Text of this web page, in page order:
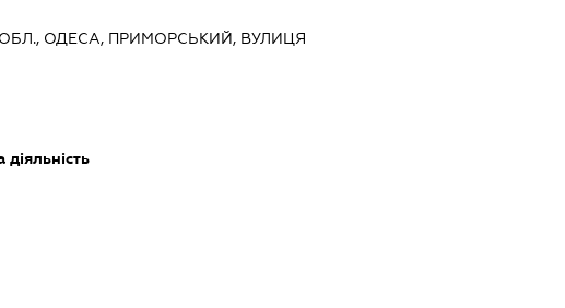
ОДЕСА, ПРИМОРСЬКИЙ, ВУЛИЦЯ
діяльність